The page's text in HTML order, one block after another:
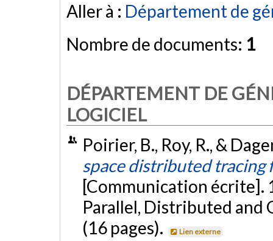
Aller à : Département de
Nombre de documents: 1
DÉPARTEMENT DE
LOGICIEL
Poirier, B., Roy, R., &
space distributed tracing
[Communication
Parallel, Distributed
(16 pages).
Lien externe